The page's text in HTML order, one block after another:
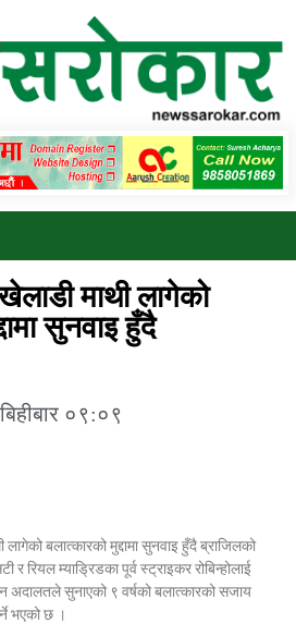
कार्यालय जुम्ला सुचना सन्देश
कार्यालय जुम्लाको सुचना सन्देश
माथी लागेको
सुनवाइ हुँदै
०९:०९
ब्राजिलको
र रियल म्याड्रिडका पूर्व स्ट्राइकर रोबिन्होलाई
अदालतले सुनाएको ९ वर्षको बलात्कारको सजाय
भएको छ ।